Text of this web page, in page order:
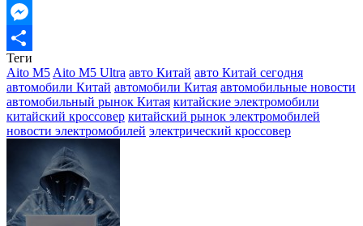
Email
Messenger
Отправить
Теги
Aito M5 Aito M5 Ultra авто Китай авто Китай сегодня
автомобили Китай автомобили Китая автомобильные новости
автомобильный рынок Китая китайские электромобили
китайский кроссовер китайский рынок электромобилей
новости электромобилей электрический кроссовер